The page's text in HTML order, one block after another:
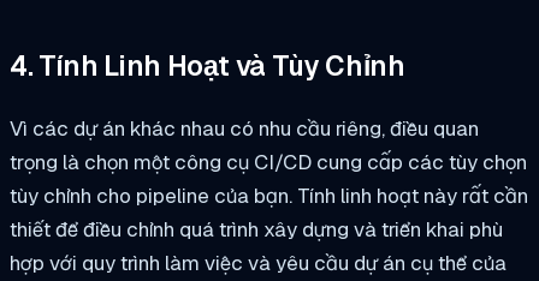
4. Tính Linh Hoạt và Tùy Chỉnh
Vì các dự án khác nhau có nhu cầu riêng, điều quan
trọng là chọn một công cụ CI/CD cung cấp các tùy chọn
tùy chỉnh cho pipeline của bạn. Tính linh hoạt này rất cần
thiết để điều chỉnh quá trình xây dựng và triển khai phù
hợp với quy trình làm việc và yêu cầu dự án cụ thể của